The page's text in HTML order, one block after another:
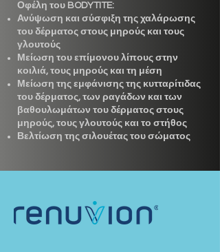
Οφέλη του BODYTITE:
Ανύψωση και σύσφιξη της χαλάρωσης
του δέρματος στους μηρούς και τους
γλουτούς
Μείωση του επίμονου λίπους στην
κοιλιά, τους μηρούς και τη μέση
Μείωση της εμφάνισης της κυτταρίτιδας
του δέρματος, των ραγάδων και των
βαθουλωμάτων του δέρματος στους
μηρούς, τους γλουτούς και το στήθος
Βελτίωση της σιλουέτας του σώματος